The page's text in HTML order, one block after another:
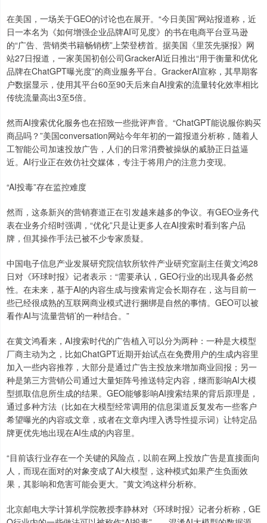
在美国，一场关于GEO的讨论也在展开。“今日美国”网站报道称，近
日一本名为《如何增强企业品牌AI可见度》的书在电商平台亚马逊
的“广告、营销类书籍畅销榜”上荣登榜首。据美国《里茨先驱报》网
站27日报道，一家美国初创公司GrackerAI近日推出“用于衡量和优化
品牌在ChatGPT曝光度”的商业服务平台。GrackerAI宣称，其早期客
户数据显示，使用其平台60至90天后来自AI搜索的流量转化效率相比
传统流量高出3至5倍。
然而AI搜索优化服务也在招致一些批评声音。“ChatGPT能说服你购买
商品吗？”美国conversation网站今年年初的一篇报道分析称，随着人
工智能公司加速投放广告，人们的日常消费被操纵的威胁正日益逼
近。AI行业正在效仿社交媒体，专注于将用户的注意力变现。
“AI投毒”存在监控难度
然而，这条新兴的营销赛道正在引发越来越多的争议。有GEO业务代
表在业务介绍时强调，“优化”只是让更多人在AI搜索时看到客户品
牌，但其操作手法已被不少专家质疑。
中国电子信息产业发展研究院信软所软件产业研究室副主任黄文鸿28
日对《环球时报》记者表示：“需要承认，GEO行业的出现具备必然
性。在未来，基于AI的内容生成与搜索肯定会长期存在，这与目前一
些已经很成熟的互联网商业模式进行捆绑是自然的事情。GEO可以被
看作AI与‘流量营销’的一种结合。”
在黄文鸿看来，AI搜索时代的广告植入可以分为两种：一种是大模型
厂商主动为之，比如ChatGPT近期开始试点在免费用户的生成内容里
加入一些内容推荐，大部分是通过广告主投放来增加商业回报；另一
种是第三方营销公司通过大量矩阵号推送特定内容，继而影响AI大模
型抓取信息所生成的结果。GEO能够影响AI搜索结果的背后原理是，
通过多种方法（比如在大模型经常调用的信息渠道反复发布一些客户
希望曝光的内容或文章，或者在文章内埋入诱导性提示词）让特定品
牌更优先地出现在AI生成的内容里。
“目前该行业存在一个关键的风险点，以前在网上投放广告是直接面向
人，而现在面对的对象变成了AI大模型，这种模式如果产生负面效
果，其影响和危害可能会更大。”黄文鸿这样分析称。
北京邮电大学计算机学院教授李静林对《环球时报》记者分析称，GE